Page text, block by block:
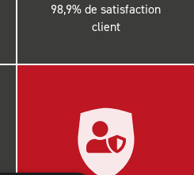
98,9% de satisfaction
client